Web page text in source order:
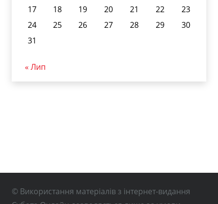
17
18 19 20 21 22
23
24
25 26 27 28 29
30
31
« Лип
© Використання матеріалів з інтернет-видання